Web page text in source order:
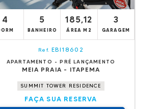
4 5
BANHEIRO
185,12
ÁREA M2
3
GARAGEM
Ref. EBI18602
APARTAMENTO - PRÉ LANÇAMENTO
MEIA PRAIA - ITAPEMA
SUMMIT TOWER RESIDENCE
FAÇA SUA RESERVA